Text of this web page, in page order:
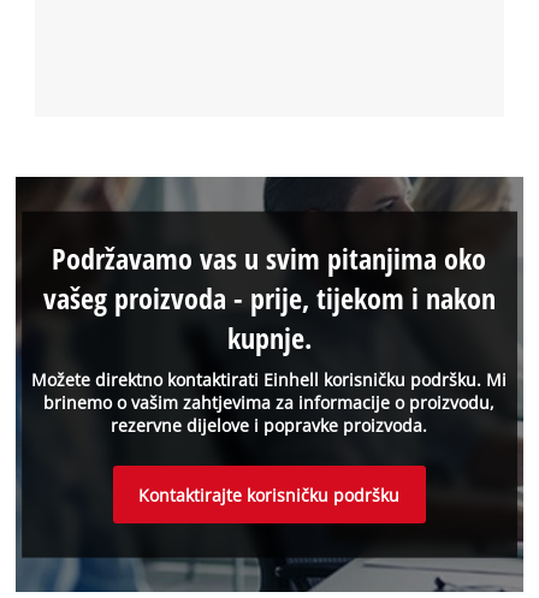
Možete direktno kontaktirati Einhell korisničku podršku. Mi
brinemo o vašim zahtjevima za informacije o proizvodu,
rezervne dijelove i popravke proizvoda.
Podržavamo vas u svim pitanjima oko
vašeg proizvoda - prije, tijekom i nakon
kupnje.
Kontaktirajte korisničku podršku